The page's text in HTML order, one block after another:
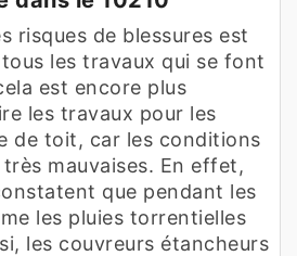
risques de blessures est
les travaux qui se font
est encore plus
les travaux pour les
de toit, car les conditions
mauvaises. En effet,
que pendant les
les pluies torrentielles
les couvreurs étancheurs